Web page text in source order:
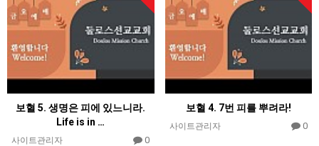
보혈 5. 생명은 피에 있느니라.
Life is in …
사이트관리자 0
보혈 4. 7번 피를 뿌려라!
사이트관리자 0